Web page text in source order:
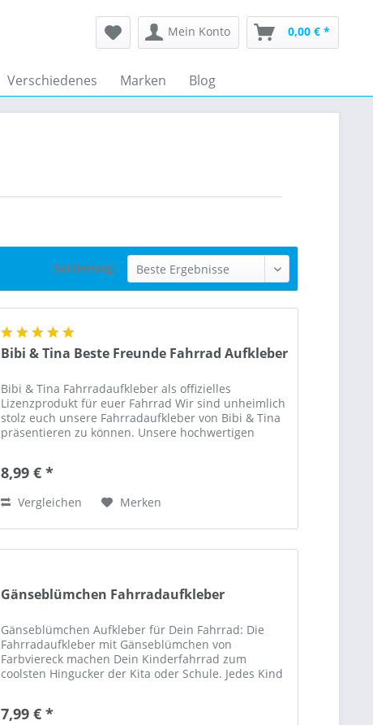
Mein Konto 0,00 € *
Verschiedenes Marken Blog
Sortierung:
Bibi & Tina Beste Freunde Fahrrad Aufkleber
Bibi & Tina Fahrradaufkleber als offizielles
Lizenzprodukt für euer Fahrrad Wir sind unheimlich
stolz euch unsere Fahrradaufkleber von Bibi & Tina
präsentieren zu können. Unsere hochwertigen
8,99 € *
Vergleichen Merken
Gänseblümchen Fahrradaufkleber
Gänseblümchen Aufkleber für Dein Fahrrad: Die
Fahrradaufkleber mit Gänseblümchen von
Farbviereck machen Dein Kinderfahrrad zum
coolsten Hingucker der Kita oder Schule. Jedes Kind
7,99 € *